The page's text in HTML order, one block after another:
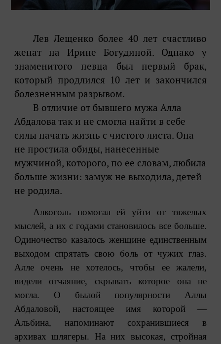
Лев Лещенко более 40 лет счастливо
женат на Ирине Богудиной. Однако у
знаменитого певца был первый брак,
который продлился 10 лет и закончился
болезненным разрывом.
В отличие от бывшего мужа Алла
Абдалова так и не смогла найти в себе
силы начать жизнь с чистого листа. Она
не простила обиды, нанесенные
мужчиной, которого, по ее словам, любила
больше жизни: замуж не выходила, детей
не родила.
Алкоголь помогал ей уйти от тяжелых
мыслей, а их с годами становилось все больше.
Одиночество казалось женщине единственным
выходом спрятать свою боль от чужих глаз.
Алле очень не хотелось, чтобы ее жалели,
видели отчаяние, скрывать которое она не
могла. О былой популярности Аллы
Абдаловой, настоящее имя которой —
Альбина, напоминают сохранившиеся в
архивах шлягеры. На них высокая, стройная